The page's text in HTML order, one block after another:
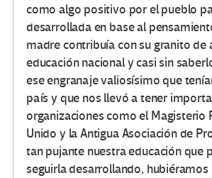
como algo positivo por el pueblo
desarrollada en base al
madre contribuía con su granito de
educación nacional y casi sin
ese engranaje valiosísimo que
país y que nos llevó a tener
organizaciones como el Magisterio
Unido y la Antigua Asociación de
tan pujante nuestra educación que
seguirla desarrollando,